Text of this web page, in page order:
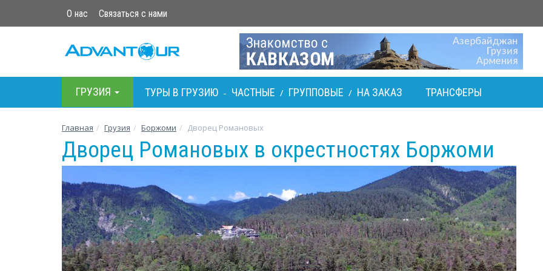
О нас Связаться с нами
ГРУЗИЯ ТУРЫ В ГРУЗИЮ - ЧАСТНЫЕ / ГРУППОВЫЕ / НА ЗАКАЗ ТРАНСФЕРЫ
Главная Грузия Боржоми Дворец Романовых
Дворец Романовых в окрестностях Боржоми